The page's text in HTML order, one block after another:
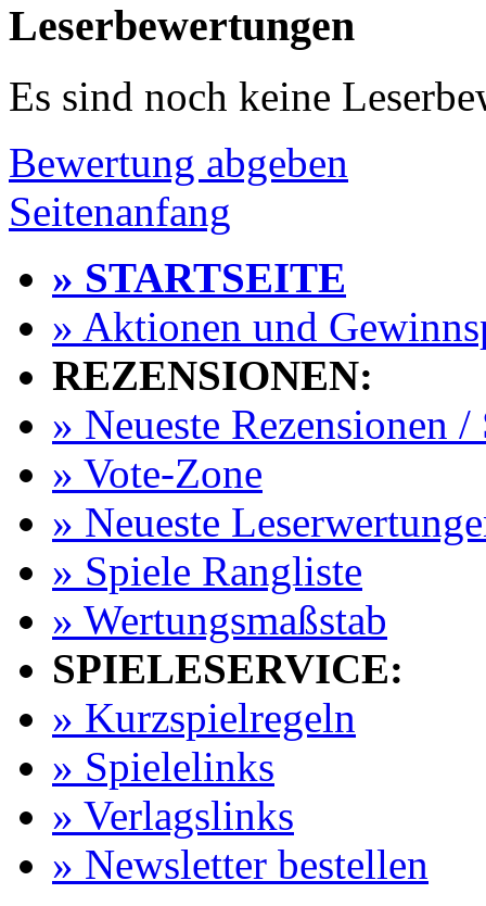
Leserbewertungen
Es sind noch keine
Bewertung abgeben
Seitenanfang
» STARTSEITE
» Aktionen und
REZENSIONEN:
» Neueste Rezensionen /
» Vote-Zone
» Neueste
» Spiele Rangliste
» Wertungsmaßstab
SPIELESERVICE:
» Kurzspielregeln
» Spielelinks
» Verlagslinks
» Newsletter bestellen